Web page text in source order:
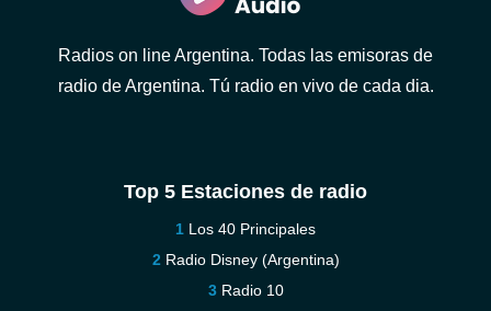
Radios on line Argentina. Todas las emisoras de
radio de Argentina. Tú radio en vivo de cada dia.
Top 5 Estaciones de radio
Los 40 Principales
Radio Disney (Argentina)
Radio 10